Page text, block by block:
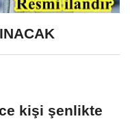
kişi şenlikte